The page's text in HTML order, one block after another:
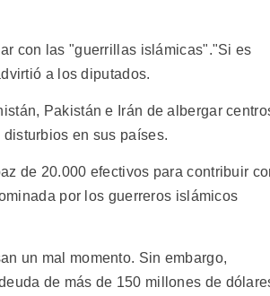
con las "guerrillas islámicas"."Si es
a los diputados.
Pakistán e Irán de albergar
en sus países.
de 20.000 efectivos para contribuir
por los guerreros islámicos
un mal momento. Sin embargo,
de más de 150 millones de